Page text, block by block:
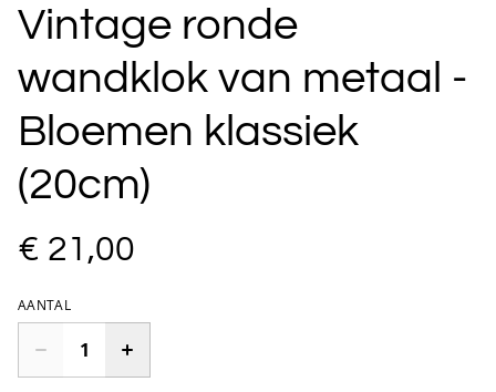
Vintage ronde
wandklok van metaal -
Bloemen klassiek
(20cm)
€ 21,00
AANTAL